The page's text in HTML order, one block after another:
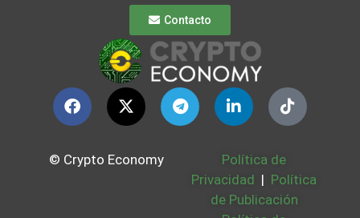
Contacto
© Crypto Economy
Política de
Privacidad | Política
de Publicación